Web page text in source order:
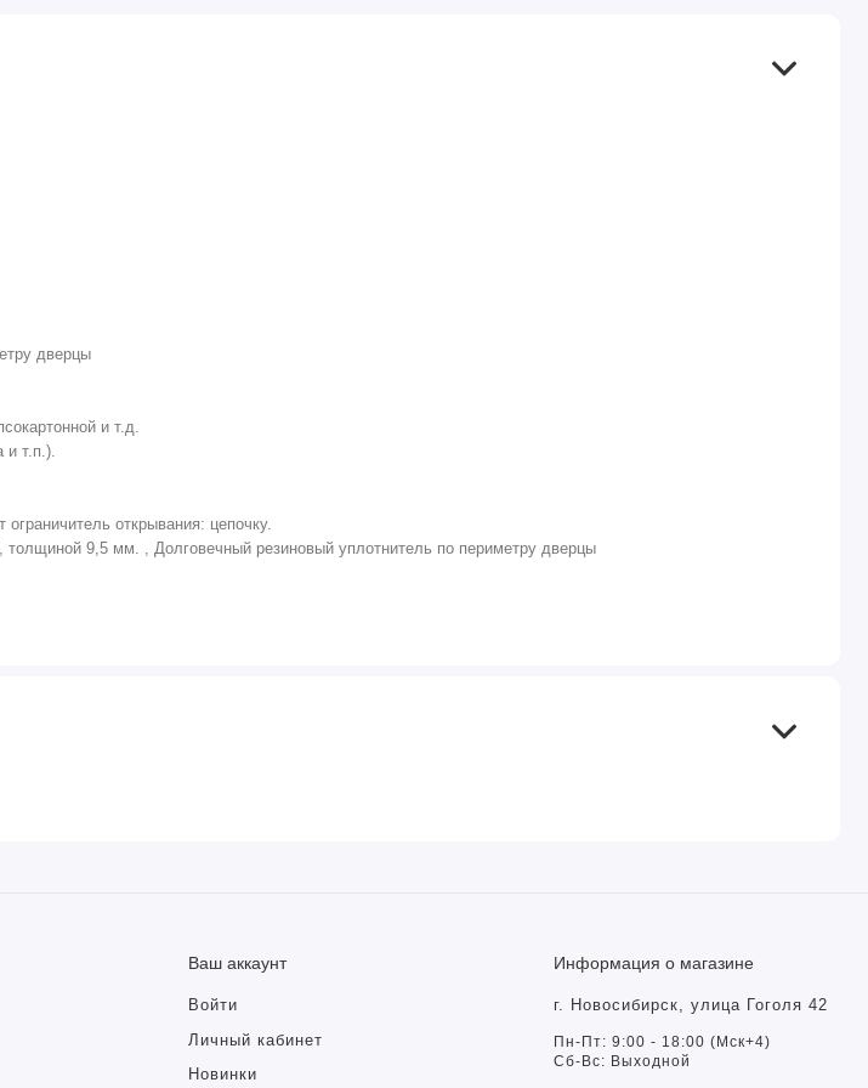
дверцы
и т.д.
и т.п.).
открывания: цепочку.
9,5 мм. , Долговечный резиновый уплотнитель по периметру дверцы
Ваш аккаунт
Войти
Личный кабинет
Новинки
Информация о магазине
г. Новосибирск, улица Гоголя 42
Пн-Пт: 9:00 - 18:00 (Мск+4)
Сб-Вс: Выходной